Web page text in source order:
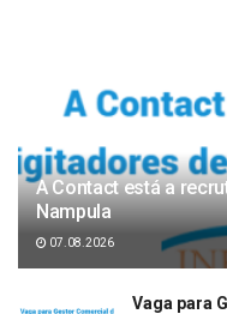
A Contact está a
Nampula
07.08.2026
Vaga para